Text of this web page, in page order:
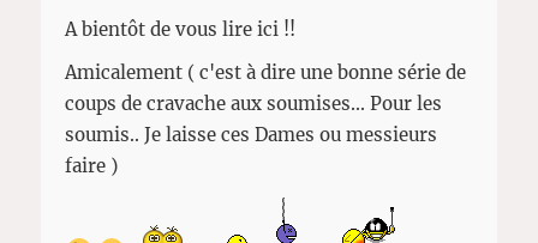
A bientôt de vous lire ici !!
Amicalement ( c'est à dire une bonne série de
coups de cravache aux soumises... Pour les
soumis.. Je laisse ces Dames ou messieurs
faire )